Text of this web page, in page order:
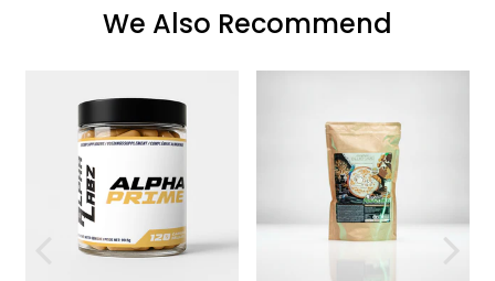
We Also Recommend